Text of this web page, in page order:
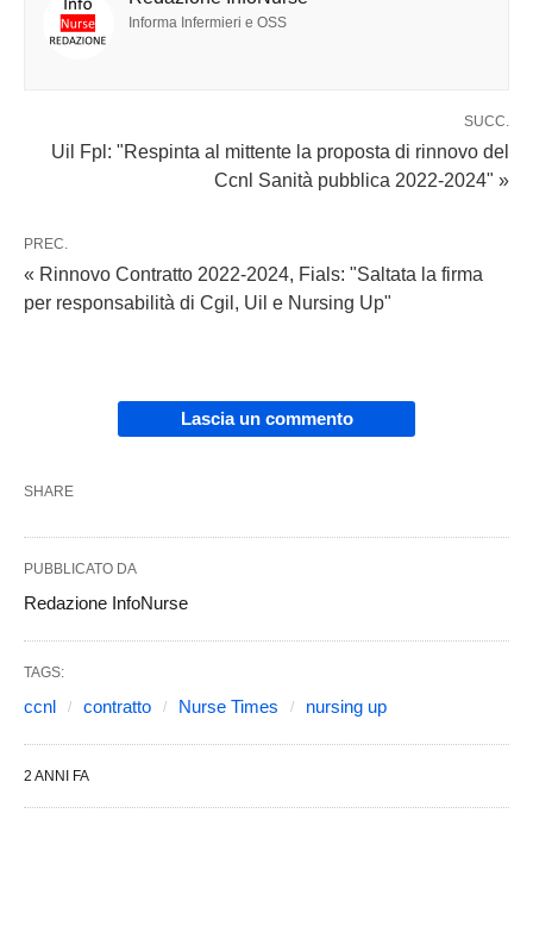
Informa Infermieri e OSS
SUCC.
Uil Fpl: "Respinta al mittente la proposta di rinnovo del
Ccnl Sanità pubblica 2022-2024" »
PREC.
« Rinnovo Contratto 2022-2024, Fials: "Saltata la firma
per responsabilità di Cgil, Uil e Nursing Up"
Lascia un commento
SHARE
PUBBLICATO DA
Redazione InfoNurse
TAGS:
ccnl contratto Nurse Times nursing up
2 ANNI FA